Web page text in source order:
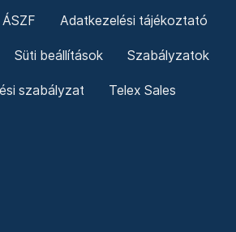
ÁSZF Adatkezelési tájékoztató
Süti beállítások Szabályzatok
szabályzat Telex Sales